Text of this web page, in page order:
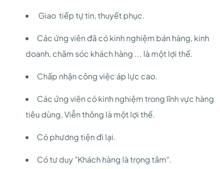
Giao tiếp tự tin, thuyết phục.
Các ứng viên đã có kinh nghiệm bán hàng, kinh
doanh, chăm sóc khách hàng ... là một lợi thế.
Chấp nhận công việc áp lực cao.
Các ứng viên có kinh nghiệm trong lĩnh vực hàng
tiêu dùng, Viễn thông là một lợi thế.
Có phương tiện đi lại.
Có tư duy "Khách hàng là trọng tâm".